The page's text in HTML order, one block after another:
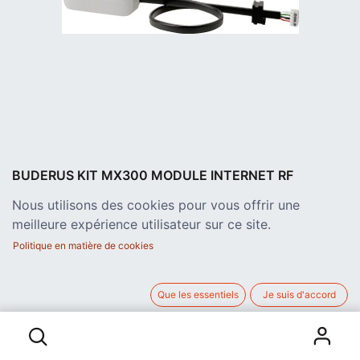
BUDERUS KIT MX300 MODULE INTERNET RF
split WLW166i, avec support et câble de raccordement
380,00€
hors TVA
AJOUTER AU PANIER
Nous utilisons des cookies pour vous offrir une
meilleure expérience utilisateur sur ce site.
Politique en matière de cookies
Que les essentiels Je suis d'accord